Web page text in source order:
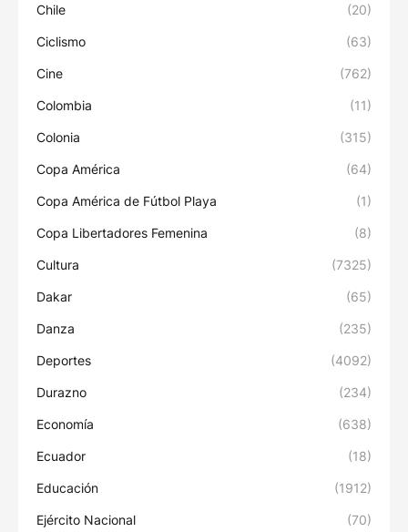
Chile (20)
Ciclismo (63)
Cine (762)
Colombia (11)
Colonia (315)
Copa América (64)
Copa América de Fútbol Playa (1)
Copa Libertadores Femenina (8)
Cultura (7325)
Dakar (65)
Danza (235)
Deportes (4092)
Durazno (234)
Economía (638)
Ecuador (18)
Educación (1912)
Ejército Nacional (70)